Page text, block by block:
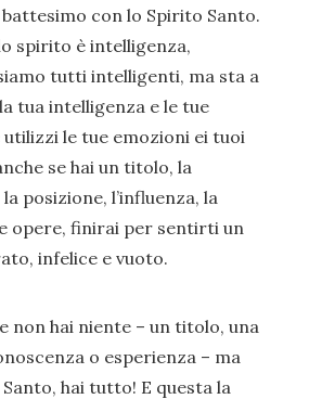
con lo Spirito Santo.
spirito è intelligenza,
tutti intelligenti, ma sta a
tua intelligenza e le tue
utilizzi le tue emozioni ei tuoi
se hai un titolo, la
posizione, l’influenza, la
opere, finirai per sentirti un
infelice e vuoto.
non hai niente – un titolo, una
o esperienza – ma
hai tutto! E questa la